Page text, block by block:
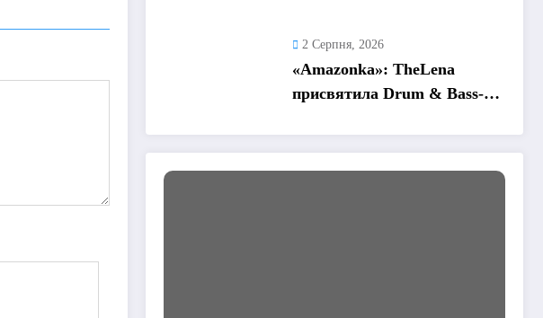
2 Серпня, 2026
«Amazonka»: TheLena
присвятила Drum & Bass-